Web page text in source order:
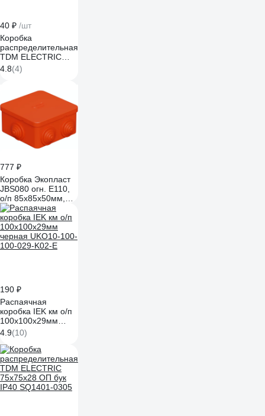
40 ₽ /шт
Коробка
распределительная
TDM ELECTRIC
75х75х20 ОП
белая, IP40
4.8(4)
777 ₽
Коробка Экопласт
JBS080 огн. E110,
о/п 85x85x50мм,
без галогена, 6
вых., IP44, 6P,
(0,15-2,5 мм²), цвет
оранж. 43031HF
190 ₽
Распаячная
коробка IEK км о/п
100x100x29мм
черная UKO10-100-
100-029-K02-E
4.9(10)